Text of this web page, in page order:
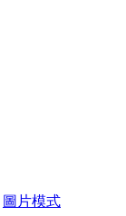
圖片模式